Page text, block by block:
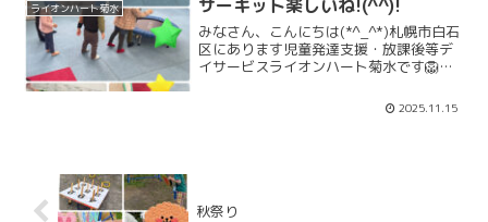
ライオンハート菊水 サーキット楽しいね!(^^)!
みなさん、こんにちは(*^_^*)札幌市白石
区にあります児童発達支援・放課後等デ
イサービスライオンハート菊水です🦁み
ります。特にすべり台やトランポリンが
大人気なんですよ🎵「11月活動」「11月
2025.11.15
秋祭り